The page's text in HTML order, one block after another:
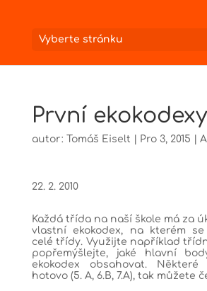
Vyberte stránku
První ekokodexy
autor: Tomáš Eiselt Pro 3, 2015
22. 2. 2010
Každá třída na naší škole má za
vlastní ekokodex, na kterém
celé třídy. Využijte například
popřemýšlejte, jaké hlavní
ekokodex obsahovat.
hotovo (5. A, 6.B, 7.A), tak můžete